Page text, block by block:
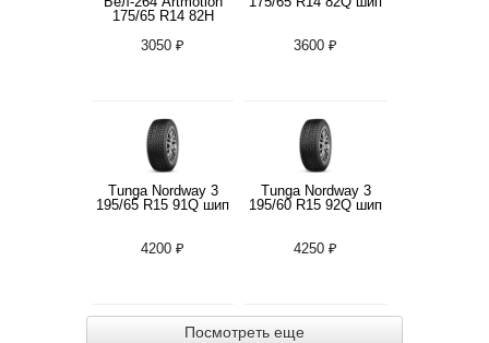
175/65 R14 82H
3050 ₽
3600 ₽
Tunga Nordway 3
195/65 R15 91Q шип
4200 ₽
Tunga Nordway 3
195/60 R15 92Q шип
4250 ₽
Посмотреть еще